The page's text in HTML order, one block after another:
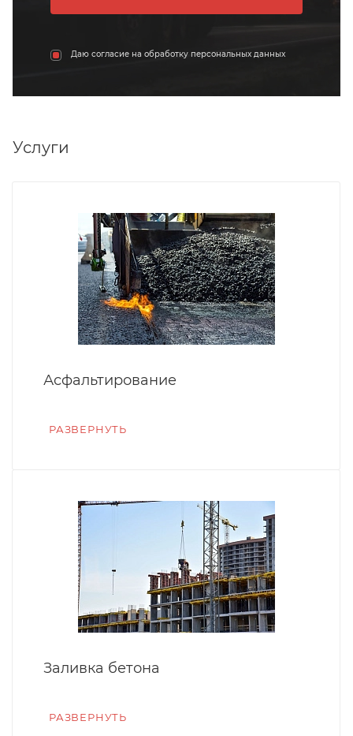
Даю согласие на обработку персональных данных
Услуги
Асфальтирование
РАЗВЕРНУТЬ
Заливка бетона
РАЗВЕРНУТЬ